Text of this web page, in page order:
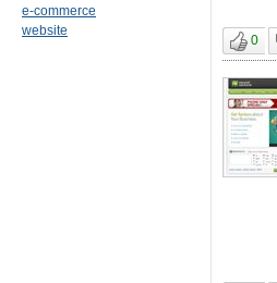
e-commerce
website
0